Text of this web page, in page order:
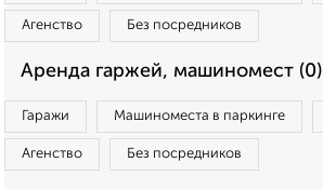
Агенство Без посредников
Аренда гаржей, машиномест (0)
Гаражи Машиноместа в паркинге
Агенство Без посредников